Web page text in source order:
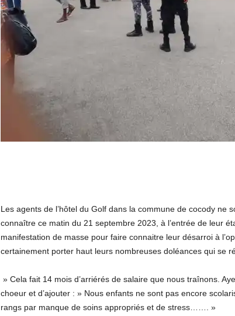
Les agents de l’hôtel du Golf dans la commune de cocody ne
connaître ce matin du 21 septembre 2023, à l’entrée de leur
manifestation de masse pour faire connaitre leur désarroi à
certainement porter haut leurs nombreuses doléances qui se
» Cela fait 14 mois d’arriérés de salaire que nous traînons.
choeur et d’ajouter : » Nous enfants ne sont pas encore
rangs par manque de soins appropriés et de stress……. »